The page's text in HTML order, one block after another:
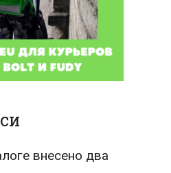
внесено два